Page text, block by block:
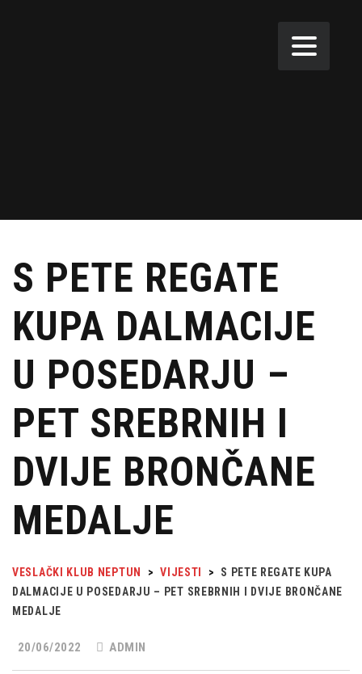
S PETE REGATE
KUPA DALMACIJE
U POSEDARJU –
PET SREBRNIH I
DVIJE BRONČANE
MEDALJE
VESLAČKI KLUB NEPTUN > VIJESTI >
S PETE REGATE KUPA
DALMACIJE U POSEDARJU – PET SREBRNIH I DVIJE BRONČANE
MEDALJE
20/06/2022 ADMIN